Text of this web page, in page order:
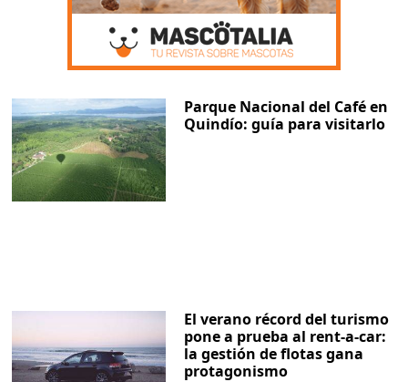
Parque Nacional del Café en
Quindío: guía para visitarlo
El verano récord del turismo
pone a prueba al rent-a-car:
la gestión de flotas gana
protagonismo